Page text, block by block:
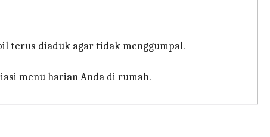
terus diaduk agar tidak menggumpal.
menu harian Anda di rumah.